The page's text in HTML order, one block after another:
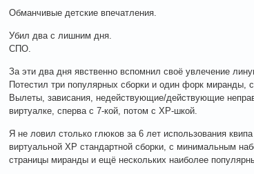
Обманчивые детские впечатления.
Убил два с лишним дня.
СПО.
За эти два дня явственно вспомнил своё увлечение
Потестил три популярных сборки и один форк миранды,
Вылеты, зависания, недействующие/действующие
виртуалке, сперва с 7-кой, потом с ХР-шкой.
Я не ловил столько глюков за 6 лет использования
виртуальной ХР стандартной сборки, с минимальным
страницы миранды и ещё нескольких наиболее